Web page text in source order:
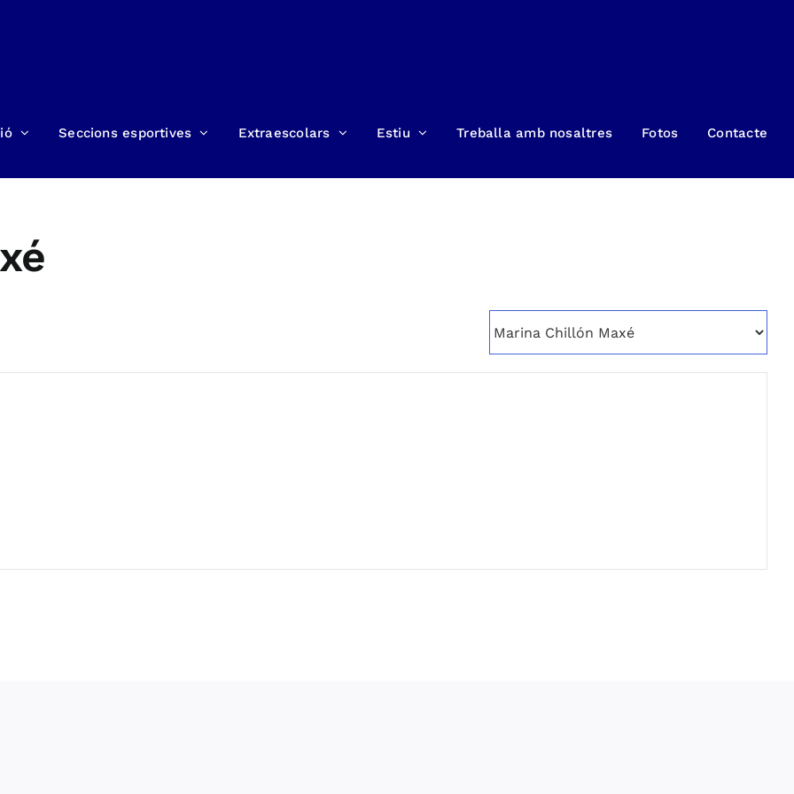
Seccions esportives Extraescolars Estiu Treballa amb nosaltres Fotos Contacte